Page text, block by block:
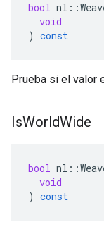
bool nl ::
void
) const
Prueba si el valor
IsWorldWide
bool nl ::
void
) const